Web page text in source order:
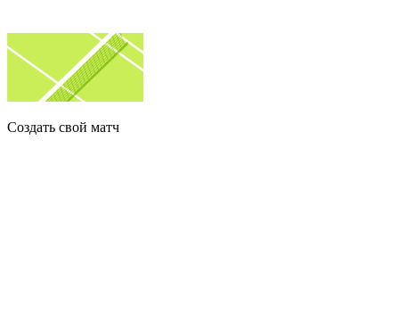
Создать свой матч